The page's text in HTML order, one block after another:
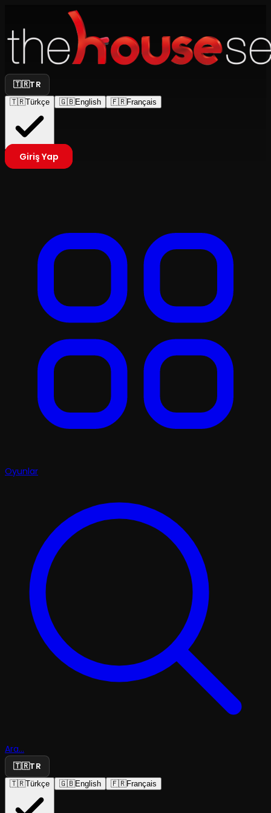
🇹🇷TR
🇹🇷Türkçe 🇬🇧English 🇫🇷Français
Giriş Yap
Oyunlar
Ara...
🇹🇷TR
🇹🇷Türkçe 🇬🇧English 🇫🇷Français